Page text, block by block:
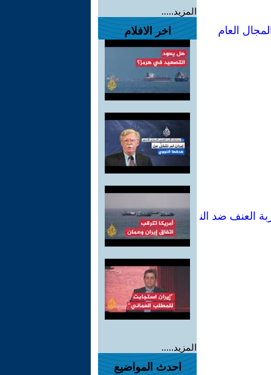
العام
العنف ضد الن
المزيد.....
اخر الافلام
المزيد.....
احدث المواضيع